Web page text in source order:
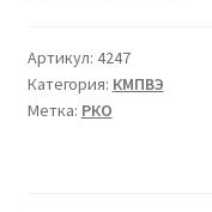
Артикул: 4247
Категория: КМПВЭ
Метка: РКО